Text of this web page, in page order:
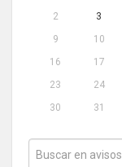
2
3
9
10
16
17
23
24
30
31